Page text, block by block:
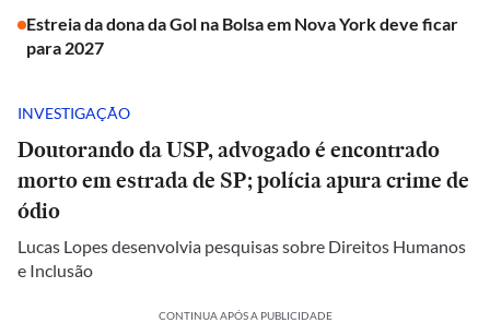
Estreia da dona da Gol na Bolsa em Nova York deve ficar
para 2027
INVESTIGAÇÃO
Doutorando da USP, advogado é encontrado
morto em estrada de SP; polícia apura crime de
ódio
Lucas Lopes desenvolvia pesquisas sobre Direitos Humanos
e Inclusão
CONTINUA APÓS A PUBLICIDADE